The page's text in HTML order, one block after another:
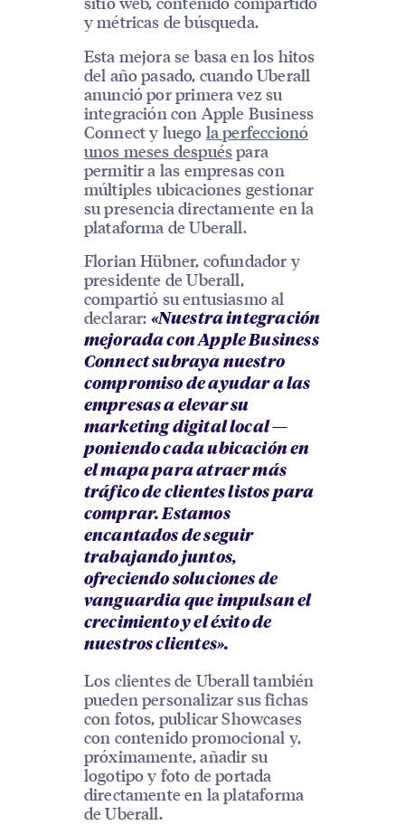
y métricas de búsqueda.
Esta mejora se basa en los hitos
del año pasado, cuando Uberall
anunció por primera vez su
integración con Apple Business
Connect y luego la perfeccionó
unos meses despuéspara
permitir a las empresas con
múltiples ubicaciones gestionar
su presencia directamente en la
plataforma de Uberall.
Florian Hübner, cofundador y
presidente de Uberall,
compartió su entusiasmo al
declarar: «Nuestra integración
mejorada con Apple Business
Connect subraya nuestro
compromiso de ayudar a las
empresas a elevar su
marketing digital local —
poniendo cada ubicación en
el mapa para atraer más
tráfico de clientes listos para
comprar. Estamos
encantados de seguir
trabajando juntos,
ofreciendo soluciones de
vanguardia que impulsan el
crecimiento y el éxito de
nuestros clientes».
Los clientes de Uberall también
pueden personalizar sus fichas
con fotos, publicar Showcases
con contenido promocional y,
próximamente, añadir su
logotipo y foto de portada
directamente en la plataforma
de Uberall.